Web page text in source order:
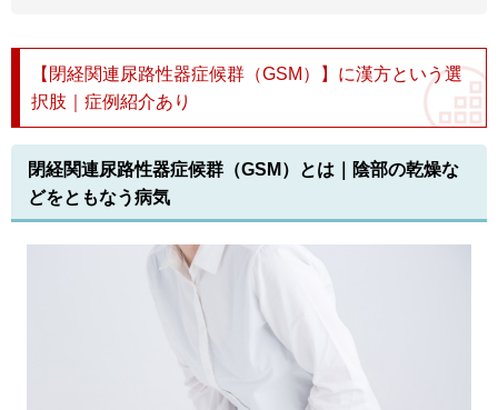
【閉経関連尿路性器症候群（GSM）】に漢方という選
択肢｜症例紹介あり
閉経関連尿路性器症候群（GSM）とは｜陰部の乾燥な
どをともなう病気